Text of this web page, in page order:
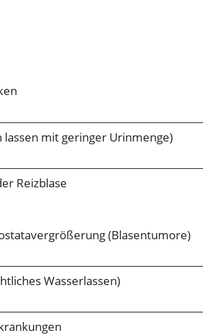
lassen mit geringer Urinmenge)
Reizblase
(Blasentumore)
Wasserlassen)